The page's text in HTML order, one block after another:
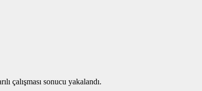
çalışması sonucu yakalandı.